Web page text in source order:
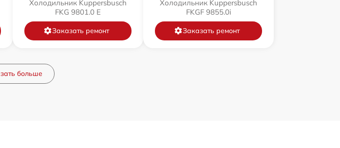
Холодильник Kuppersbusch
FKG 9801.0 E
Заказать ремонт
Холодильник Kuppersbusch
FKGF 9855.0i
Заказать ремонт
больше